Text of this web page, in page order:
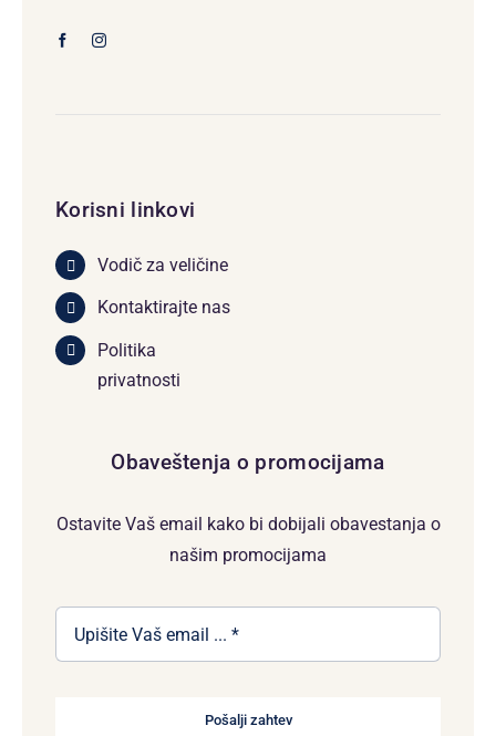
Korisni linkovi
Vodič za veličine
Kontaktirajte nas
Politika
privatnosti
Obaveštenja o promocijama
Ostavite Vaš email kako bi dobijali obavestanja o
našim promocijama
Pošalji zahtev